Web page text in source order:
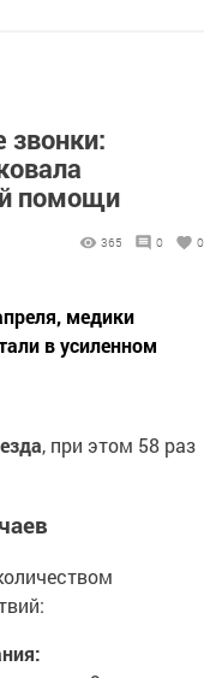
помощи
365 0 0
медики
в усиленном
, при этом 58 раз